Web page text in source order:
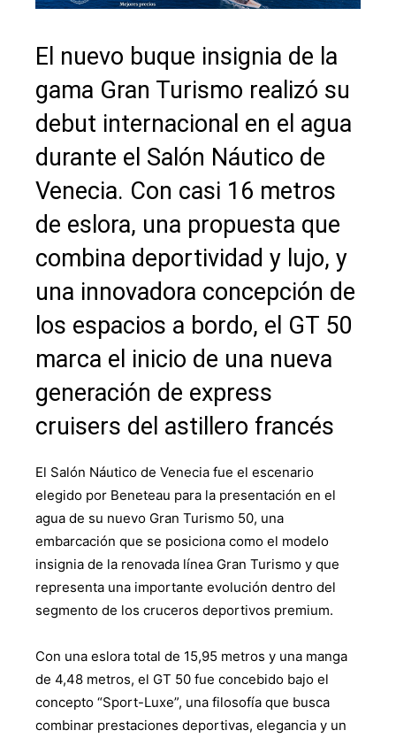
El nuevo buque insignia de la
gama Gran Turismo realizó su
debut internacional en el agua
durante el Salón Náutico de
Venecia. Con casi 16 metros
de eslora, una propuesta que
combina deportividad y lujo, y
una innovadora concepción de
los espacios a bordo, el GT 50
marca el inicio de una nueva
generación de express
cruisers del astillero francés
El Salón Náutico de Venecia fue el escenario
elegido por Beneteau para la presentación en el
agua de su nuevo Gran Turismo 50, una
embarcación que se posiciona como el modelo
insignia de la renovada línea Gran Turismo y que
representa una importante evolución dentro del
segmento de los cruceros deportivos premium.
Con una eslora total de 15,95 metros y una manga
de 4,48 metros, el GT 50 fue concebido bajo el
concepto “Sport-Luxe”, una filosofía que busca
combinar prestaciones deportivas, elegancia y un